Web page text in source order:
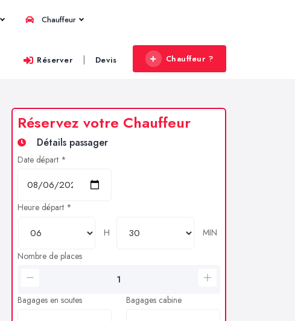
Chauffeur
Réserver | Devis Chauffeur ?
Réservez votre Chauffeur
Détails passager
Date départ *
Heure départ *
H
MIN
Nombre de places
Bagages en soutes Bagages cabine